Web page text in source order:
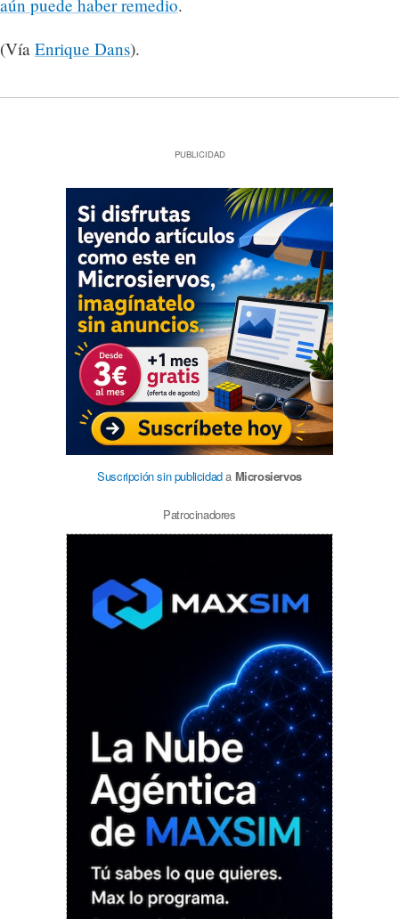
aún puede haber remedio.
(Vía Enrique Dans).
PUBLICIDAD
Suscripción sin publicidada Microsiervos
Patrocinadores